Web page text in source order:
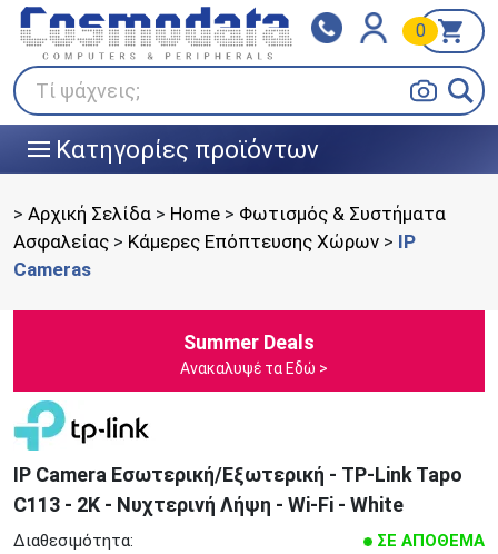
Τί ψάχνεις;
0
||| Κατηγορίες προϊόντων
Klarna
Πληρώστε σε 3
άτοκες δόσεις
BOX NOW
> Αρχική Σελίδα > Home > Φωτισμός & Συστήματα
Ασφαλείας > Kάμερες Επόπτευσης Χώρων > IP
Cameras
Summer Deals
Ανακαλυψέ τα Εδώ >
IP Camera Εσωτερική/Εξωτερική - TP-Link Tapo
C113 - 2K - Νυχτερινή Λήψη - Wi-Fi - White
Διαθεσιμότητα:
ΣΕ ΑΠΟΘΕΜΑ